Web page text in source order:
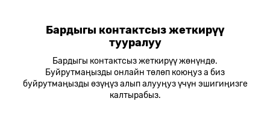
Бардыгы контактсыз жеткирүү
тууралуу
Бардыгы контактсыз жеткирүү жөнүндө.
Буйрутмаңызды онлайн төлөп коюңуз а биз
буйрутмаңызды өзүңүз алып алууңуз үчүн эшигиңизге
калтырабыз.